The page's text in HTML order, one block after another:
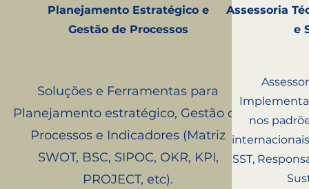
Planejamento Estratégico e
Gestão de Processos
Soluções e Ferramentas para
Planejamento estratégico, Gestão de
Processos e Indicadores (Matriz
SWOT, BSC, SIPOC, OKR, KPI,
PROJECT, etc).
Assessoria
e
nos
SST,